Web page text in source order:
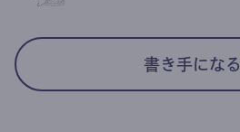
書き手になる